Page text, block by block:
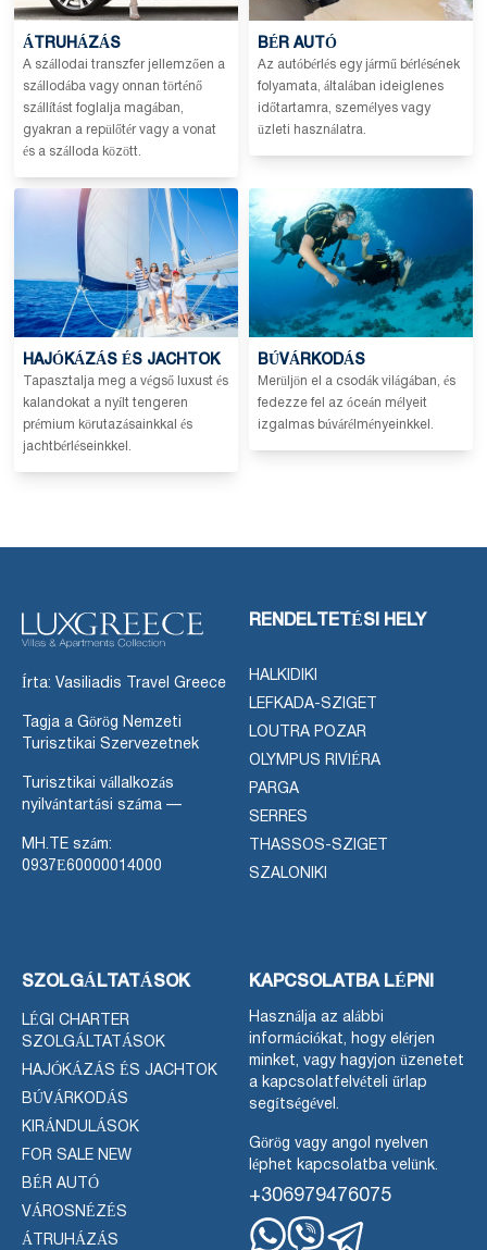
ÁTRUHÁZÁS
A szállodai transzfer jellemzően a
szállodába vagy onnan történő
szállítást foglalja magában,
gyakran a repülőtér vagy a vonat
és a szálloda között.
BÉR AUTÓ
Az autóbérlés egy jármű bérlésének
folyamata, általában ideiglenes
időtartamra, személyes vagy
üzleti használatra.
HAJÓKÁZÁS ÉS JACHTOK
Tapasztalja meg a végső luxust és
kalandokat a nyílt tengeren
prémium körutazásainkkal és
jachtbérléseinkkel.
BÚVÁRKODÁS
Merüljön el a csodák világában, és
fedezze fel az óceán mélyeit
izgalmas búvárélményeinkkel.
Írta: Vasiliadis Travel Greece
Tagja a Görög Nemzeti
Turisztikai Szervezetnek
Turisztikai vállalkozás
nyilvántartási száma —
MH.TE szám:
0937Ε60000014000
RENDELTETÉSI HELY
HALKIDIKI
LEFKADA-SZIGET
LOUTRA POZAR
OLYMPUS RIVIÉRA
PARGA
SERRES
THASSOS-SZIGET
SZALONIKI
SZOLGÁLTATÁSOK
LÉGI CHARTER
SZOLGÁLTATÁSOK
HAJÓKÁZÁS ÉS JACHTOK
BÚVÁRKODÁS
KIRÁNDULÁSOK
FOR SALE NEW
BÉR AUTÓ
VÁROSNÉZÉS
ÁTRUHÁZÁS
KAPCSOLATBA LÉPNI
Használja az alábbi
információkat, hogy elérjen
minket, vagy hagyjon üzenetet
a kapcsolatfelvételi űrlap
segítségével.
Görög vagy angol nyelven
léphet kapcsolatba velünk.
+306979476075